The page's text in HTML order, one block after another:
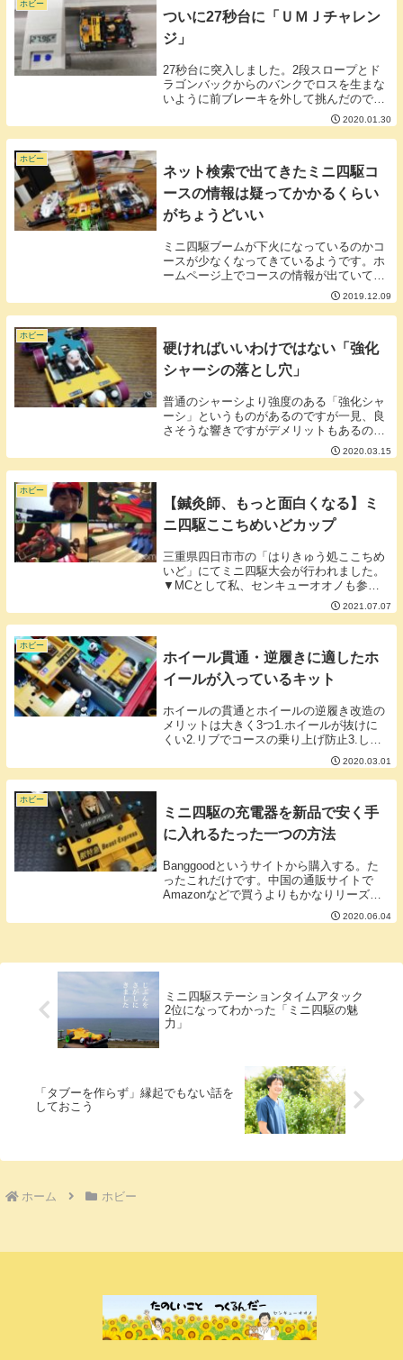
ホビー
ついに27秒台に「ＵＭＪチャレン
ジ」
27秒台に突入しました。2段スロープとド
ラゴンバックからのバンクでロスを生まな
いように前ブレーキを外して挑んだのです
がそうすると上りスロープで飛びすぎてし
まいコースアウトする事態に陥りました。
1つ攻略すると別のところで引っかかる。
2020.01.30
ホビー
ネット検索で出てきたミニ四駆コ
ースの情報は疑ってかかるくらい
がちょうどいい
ミニ四駆ブームが下火になっているのかコ
ースが少なくなってきているようです。ホ
ームページ上でコースの情報が出ていても
現地に行ってみると無いこともしばしば。
タミヤさんのホームページのコース常設店
の情報もたまに古い物があります。特に遠
2019.12.09
ホビー
硬ければいいわけではない「強化
シャーシの落とし穴」
普通のシャーシより強度のある「強化シャ
ーシ」というものがあるのですが一見、良
さそうな響きですがデメリットもあるので
抑えておきましょう。■強化シャーシのメ
リット・剛性がある・長寿命な傾向■強化
シャーシのデメリット・硬すぎて跳ねる・
2020.03.15
ホビー
【鍼灸師、もっと面白くなる】ミ
ニ四駆ここちめいどカップ
三重県四日市市の「はりきゅう処ここちめ
いど」にてミニ四駆大会が行われました。
▼MCとして私、センキューオオノも参
戦。画像に写っているマシンは「横須賀の
エブリ倒立パパ」ことカツさんのサンダー
ショット。鍼灸院での開催ということでた
2021.07.07
ホビー
ホイール貫通・逆履きに適したホ
イールが入っているキット
ホイールの貫通とホイールの逆履き改造の
メリットは大きく3つ1.ホイールが抜けに
くい2.リブでコースの乗り上げ防止3.しっ
かり刺さって駆動ロスが少ない？デメリッ
トも大きく3つ1.改造なが面倒くさい2.あま
りかっこよくない3.60ミリシャフトが...
2020.03.01
ホビー
ミニ四駆の充電器を新品で安く手
に入れるたった一つの方法
Banggoodというサイトから購入する。た
ったこれだけです。中国の通販サイトで
Amazonなどで買うよりもかなりリーズナ
ブルです。例えば・「ISDT C4」
Banggoodだと送料込みで7,000円ほどで買
2020.06.04
ミニ四駆ステーションタイムアタック
2位になってわかった「ミニ四駆の魅
力」
「タブーを作らず」縁起でもない話を
しておこう
ホーム ホビー